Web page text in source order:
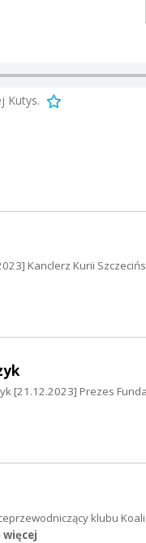
Kutys.
Kanclerz Kurii
[21.12.2023] Prezes
klubu
więcej